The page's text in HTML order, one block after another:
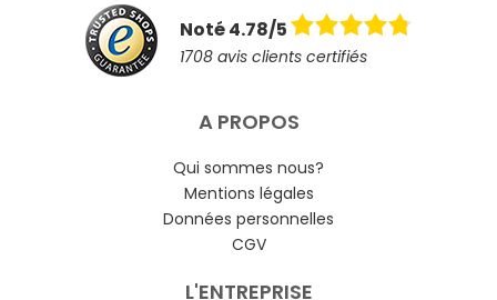
Noté 4.78/5
1708 avis clients certifiés
A PROPOS
Qui sommes nous?
Mentions légales
Données personnelles
CGV
L'ENTREPRISE